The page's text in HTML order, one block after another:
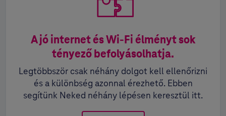
A jó internet és Wi-Fi élményt sok
tényező befolyásolhatja.
Legtöbbször csak néhány dolgot kell ellenőrizni
és a különbség azonnal érezhető. Ebben
segítünk Neked néhány lépésen keresztül itt.